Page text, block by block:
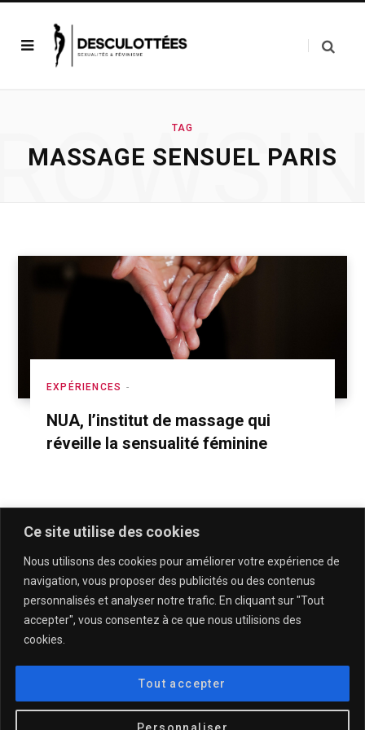
Ce site utilise des cookies
Nous utilisons des cookies pour améliorer votre expérience de
navigation, vous proposer des publicités ou des contenus
personnalisés et analyser notre trafic. En cliquant sur "Tout
accepter", vous consentez à ce que nous utilisions des
cookies.
Personnaliser
Tout accepter
TAG
MASSAGE SENSUEL PARIS
EXPÉRIENCES
NUA, l’institut de massage qui
réveille la sensualité féminine
© 2025 DESCULOTTÉES.FR